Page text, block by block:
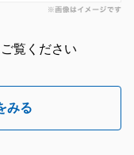
覧ください
みる